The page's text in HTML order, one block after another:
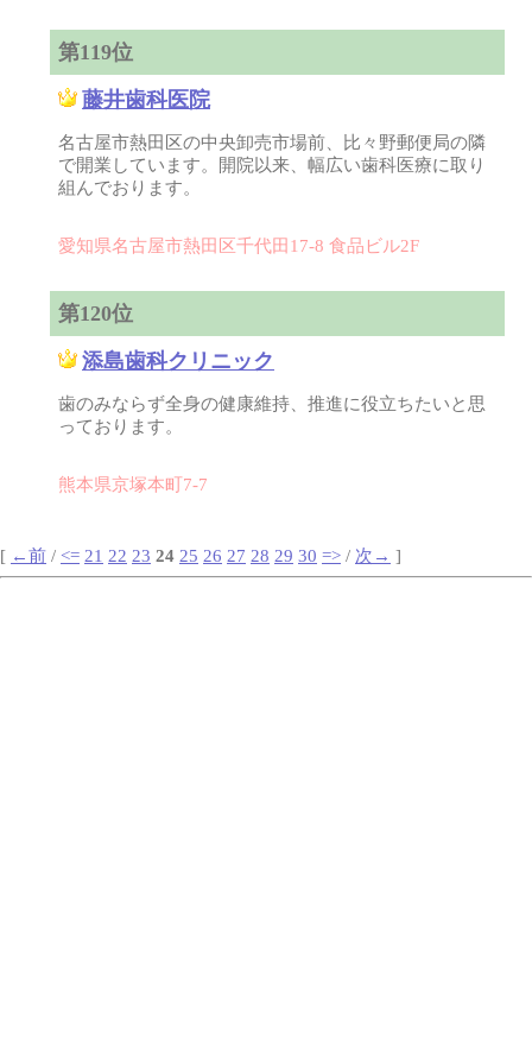
第119位
藤井歯科医院
名古屋市熱田区の中央卸売市場前、比々野郵便局の隣
で開業しています。開院以来、幅広い歯科医療に取り
組んでおります。
愛知県名古屋市熱田区千代田17-8 食品ビル2F
第120位
添島歯科クリニック
歯のみならず全身の健康維持、推進に役立ちたいと思
っております。
熊本県京塚本町7-7
[ ←前 / <= 21 22 23 24 25 26 27 28 29 30 => / 次→ ]